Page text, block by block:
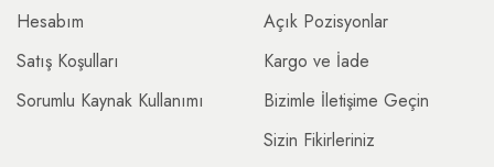
Hesabım
Satış Koşulları
Sorumlu Kaynak Kullanımı
Açık Pozisyonlar
Kargo ve İade
Bizimle İletişime Geçin
Sizin Fikirleriniz